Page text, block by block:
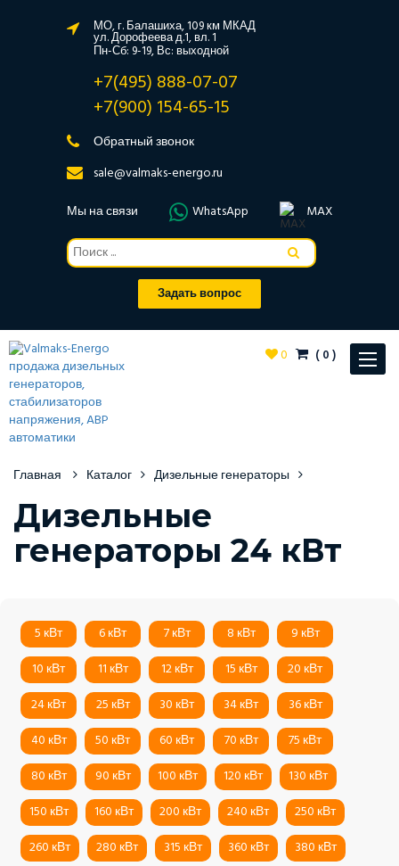
МО, г. Балашиха, 109 км МКАД
ул. Дорофеева д.1, вл. 1
Пн-Сб: 9-19, Вс: выходной
+7(495) 888-07-07
+7(900) 154-65-15
Обратный звонок
sale@valmaks-energo.ru
Мы на связи
WhatsApp MAX
Задать вопрос
Toggle
0 (0)
Главная Каталог Дизельные генераторы
Дизельные
генераторы 24 кВт
5 кВт 6 кВт 7 кВт 8 кВт
9 кВт
10 кВт
11 кВт 12 кВт 15 кВт
20 кВт
24 кВт
25 кВт 30 кВт 34 кВт
36 кВт
40 кВт
50 кВт 60 кВт 70 кВт
75 кВт
80 кВт
90 кВт 100 кВт 120 кВт
130 кВт
150 кВт
160 кВт 200 кВт 240 кВт
250 кВт
260 кВт
280 кВт 315 кВт 360 кВт
380 кВт